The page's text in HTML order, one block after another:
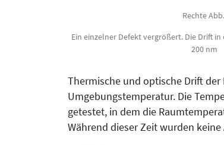
Rechte
Ein einzelner Defekt vergrößert. Die Drift
200 nm
Thermische und optische Drift
Umgebungstemperatur. Die
getestet, in dem die
Während dieser Zeit wurden